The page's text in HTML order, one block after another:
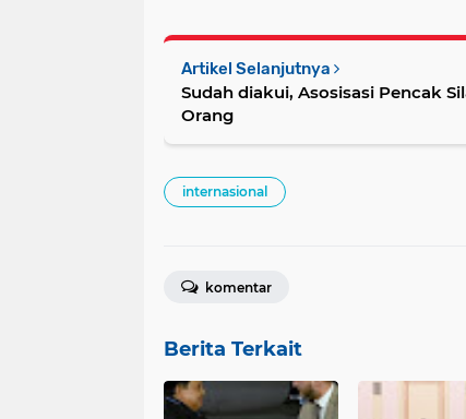
Artikel Selanjutnya
Sudah diakui, Asosisasi Pencak
Orang
internasional
komentar
Berita Terkait